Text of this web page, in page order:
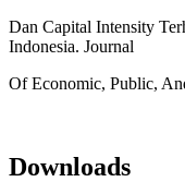
Dan Capital Intensity
Indonesia. Journal
Of Economic, Public,
Downloads